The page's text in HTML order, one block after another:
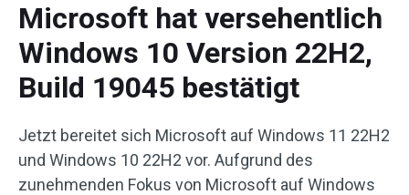
Microsoft hat versehentlich
Windows 10 Version 22H2,
Build 19045 bestätigt
Jetzt bereitet sich Microsoft auf Windows 11 22H2
und Windows 10 22H2 vor. Aufgrund des
zunehmenden Fokus von Microsoft auf Windows